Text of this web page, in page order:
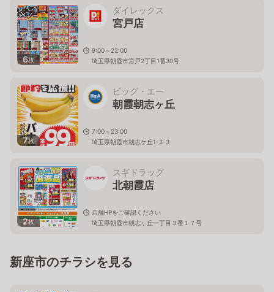
6枚
ダイレックス
宮戸店
9:00～22:00
埼玉県朝霞市宮戸2丁目1番30号
7枚
ビッグ・エー
朝霞朝志ヶ丘
7:00～23:00
埼玉県朝霞市朝志ケ丘1-3-3
2枚
スギドラッグ
北朝霞店
店舗HPをご確認ください
埼玉県朝霞市朝志ヶ丘一丁目３番１７号
新座市のチラシを見る